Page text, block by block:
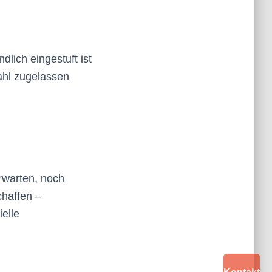
eingestuft ist
zugelassen
noch
–